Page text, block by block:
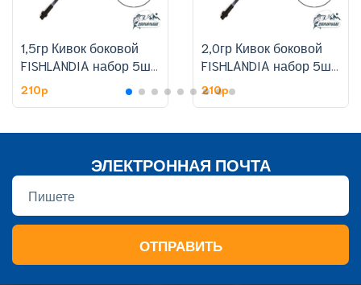
1,5гр Кивок боковой
FISHLANDIA набор 5шт,
цена за штуку
210p
2,0гр Кивок боковой
FISHLANDIA набор 5шт,
цена за штуку
210p
ЭЛЕКТРОННАЯ ПОЧТА
ОТПРАВИТЬ